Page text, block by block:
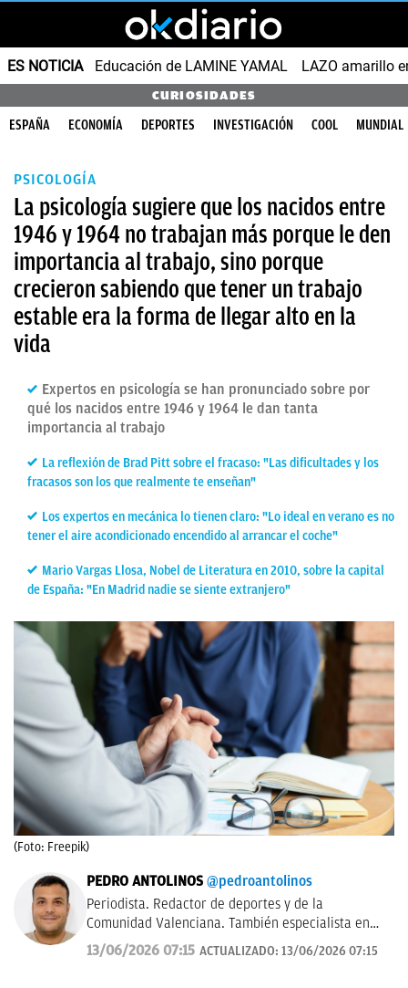
ES NOTICIA Educación de LAMINE YAMAL LAZO amarillo
CURIOSIDADES
ESPAÑA ECONOMÍA DEPORTES INVESTIGACIÓN COOL MUNDIAL
PSICOLOGÍA
La psicología sugiere que los nacidos entre
1946 y 1964 no trabajan más porque le den
importancia al trabajo, sino porque
crecieron sabiendo que tener un trabajo
estable era la forma de llegar alto en la
vida
Expertos en psicología se han pronunciado sobre por
qué los nacidos entre 1946 y 1964 le dan tanta
importancia al trabajo
La reflexión de Brad Pitt sobre el fracaso: "Las dificultades y los
fracasos son los que realmente te enseñan"
Los expertos en mecánica lo tienen claro: "Lo ideal en verano es no
tener el aire acondicionado encendido al arrancar el coche"
Mario Vargas Llosa, Nobel de Literatura en 2010, sobre la capital
de España: "En Madrid nadie se siente extranjero"
(Foto: Freepik)
PEDRO ANTOLINOS @pedroantolinos
Periodista. Redactor de deportes y de la
Comunidad Valenciana. También especialista en
SEO. En OKDIARIO desde 2017.
13/06/2026 07:15 ACTUALIZADO: 13/06/2026 07:15